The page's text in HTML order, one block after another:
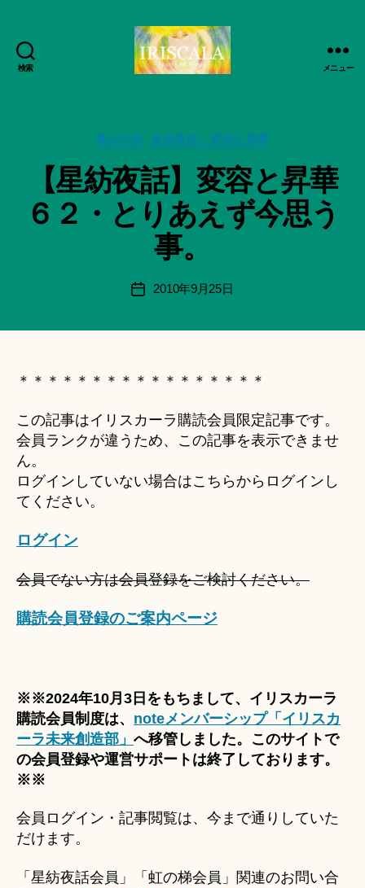
検索
日
記
録・
品
集-
IRISCALA
メニュー
カ
ー
風の小径 星紡夜話・変容と昇華
【星紡夜話】変容と昇華
６２・とりあえず今思う
事。
投
稿
成
:
船
智
日
a
ki
＊
投
2010年9月25日
＊＊＊＊＊＊＊＊＊＊＊＊＊＊＊＊＊
この記事はイリスカーラ購読会員限定記事です。
会員ランクが違うため、この記事を表示できませ
ん。
ログインしていない場合はこちらからログインし
てください。
ログイン
会員でない方は会員登録をご検討ください。
購読会員登録のご案内ページ
※※2024年10月3日をもちまして、イリスカーラ
購読会員制度は、 noteメンバーシップ「イリスカ
ーラ未来創造部」 へ移管しました。このサイトで
の会員登録や運営サポートは終了しております。
※※
会員ログイン・記事閲覧は、今まで通りしていた
だけます。
「星紡夜話会員」「虹の梯会員」関連のお問い合